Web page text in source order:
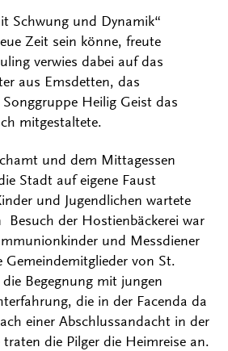
Schwung und Dynamik“
Zeit sein könne, freute
verwies dabei auf das
aus Emsdetten, das
Heilig Geist das
mitgestaltete.
und dem Mittagessen
Stadt auf eigene Faust
und Jugendlichen wartete
Besuch der Hostienbäckerei war
und Messdiener
Gemeindemitglieder von St.
Begegnung mit jungen
die in der Facenda da
einer Abschlussandacht in der
die Pilger die Heimreise an.